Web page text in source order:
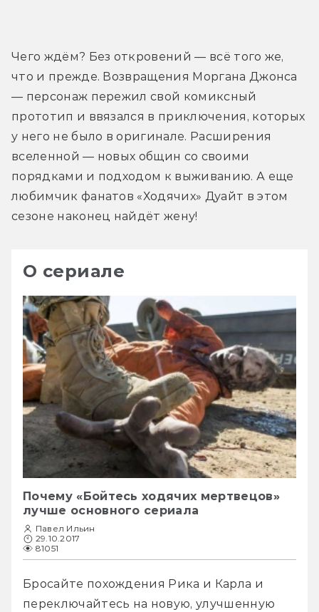
Чего ждём? Без откровений — всё того же,
что и прежде. Возвращения Моргана Джонса
— персонаж пережил свой комиксный
прототип и ввязался в приключения, которых
у него не было в оригинале. Расширения
вселенной — новых общин со своими
порядками и подходом к выживанию. А еще
любимчик фанатов «Ходячих» Дуайт в этом
сезоне наконец найдёт жену!
О сериале
Почему «Бойтесь ходячих мертвецов»
лучше основного сериала
Павел Ильин
29.10.2017
81051
Бросайте похождения Рика и Карла и
переключайтесь на новую, улучшенную